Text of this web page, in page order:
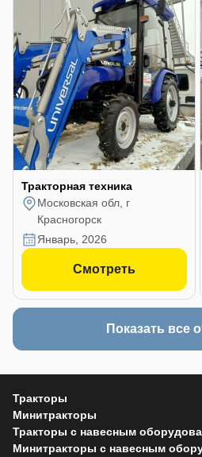
Тракторная техника
Московская обл, г
Красногорск
январь, 2026
Смотреть
Показать все
Тракторы
Минитракторы
Тракторы с навесным
Минитракторы с навесным